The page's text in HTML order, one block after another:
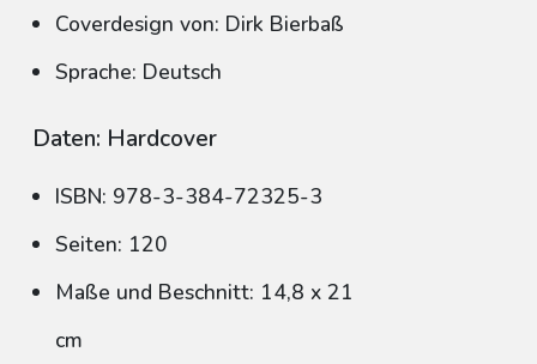
Coverdesign von: Dirk Bierbaß
Sprache: Deutsch
Daten: Hardcover
ISBN: 978-3-384-72325-3
Seiten: 120
Maße und Beschnitt: 14,8 x 21
cm